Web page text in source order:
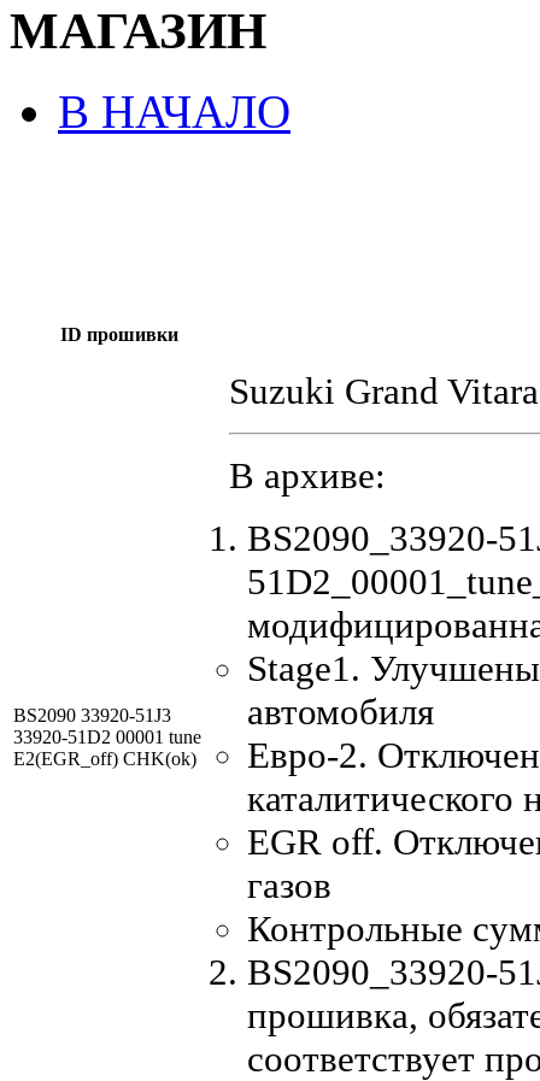
МАГАЗИН
В НАЧАЛО
ID прошивки
BS2090 33920-51J3
33920-51D2 00001 tune
E2(EGR_off) CHK(ok)
Suzuki Grand
В архиве:
BS2090_33920-
Stage1.
автомобиля
Евро-2. Отключен
каталитического
EGR off.
газов
Контрольные
BS2090_33920-
прошивка,
соответствует